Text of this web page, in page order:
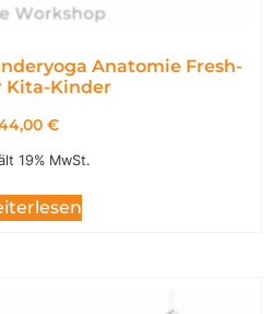
Anatomie Fresh-
Kita-Kinder
€
19% MwSt.